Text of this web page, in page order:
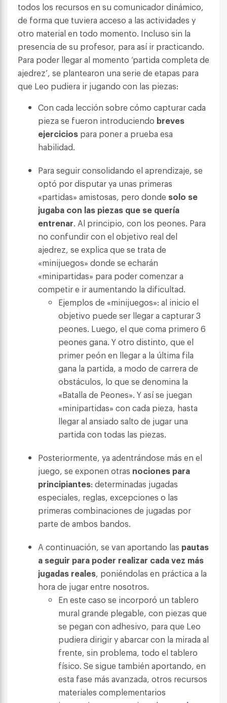
todos los recursos en su comunicador dinámico,
de forma que tuviera acceso a las actividades y
otro material en todo momento. Incluso sin la
presencia de su profesor, para así ir practicando.
Para poder llegar al momento ‘partida completa de
ajedrez’, se plantearon una serie de etapas para
que Leo pudiera ir jugando con las piezas:
Con cada lección sobre cómo capturar cada
pieza se fueron introduciendo breves
ejercicios para poner a prueba esa
habilidad.
Para seguir consolidando el aprendizaje, se
optó por disputar ya unas primeras
«partidas» amistosas, pero donde solo se
jugaba con las piezas que se quería
entrenar. Al principio, con los peones. Para
no confundir con el objetivo real del
ajedrez, se explica que se trata de
«minijuegos» donde se echarán
«minipartidas» para poder comenzar a
competir e ir aumentando la dificultad.
Ejemplos de «minijuegos»: al inicio el
objetivo puede ser llegar a capturar 3
peones. Luego, el que coma primero 6
peones gana. Y otro distinto, que el
primer peón en llegar a la última fila
gana la partida, a modo de carrera de
obstáculos, lo que se denomina la
«Batalla de Peones». Y así se juegan
«minipartidas» con cada pieza, hasta
llegar al ansiado salto de jugar una
partida con todas las piezas.
Posteriormente, ya adentrándose más en el
juego, se exponen otras nociones para
principiantes: determinadas jugadas
especiales, reglas, excepciones o las
primeras combinaciones de jugadas por
parte de ambos bandos.
A continuación, se van aportando las pautas
a seguir para poder realizar cada vez más
jugadas reales, poniéndolas en práctica a la
hora de jugar entre nosotros.
En este caso se incorporó un tablero
mural grande plegable, con piezas que
se pegan con adhesivo, para que Leo
pudiera dirigir y abarcar con la mirada al
frente, sin problema, todo el tablero
físico. Se sigue también aportando, en
esta fase más avanzada, otros recursos
materiales complementarios